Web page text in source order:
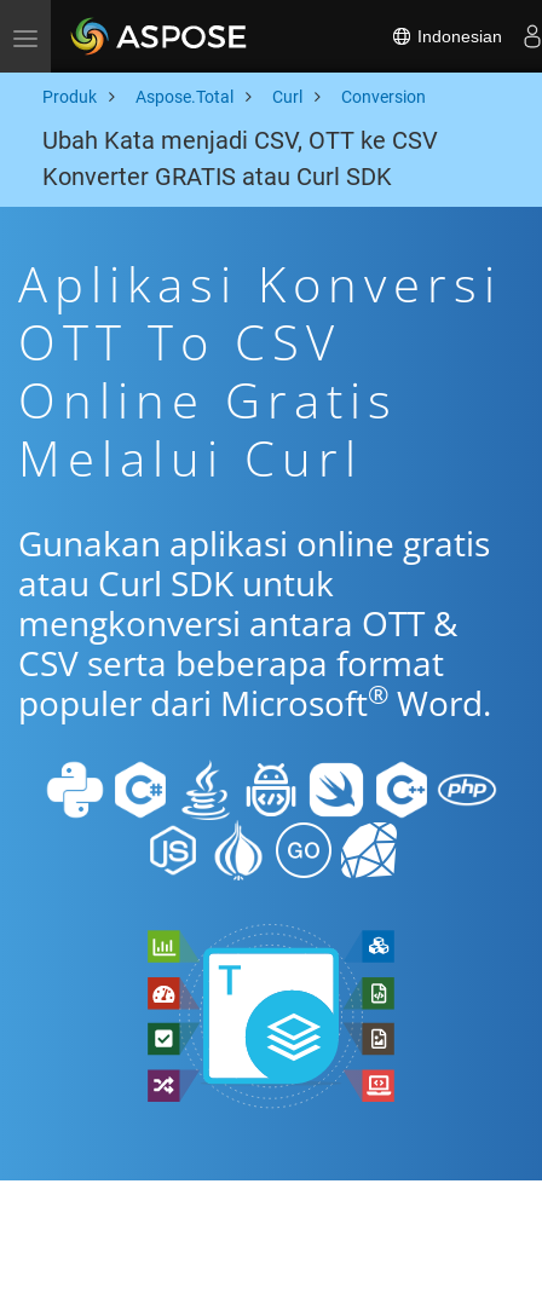
Toggle navigation Indonesian
Produk Aspose.Total Curl Conversion
Ubah Kata menjadi CSV, OTT ke CSV
Konverter GRATIS atau Curl SDK
Aplikasi Konversi
OTT To CSV
Online Gratis
Melalui Curl
Gunakan aplikasi online gratis
atau Curl SDK untuk
mengkonversi antara OTT &
CSV serta beberapa format
populer dari Microsoft® Word.